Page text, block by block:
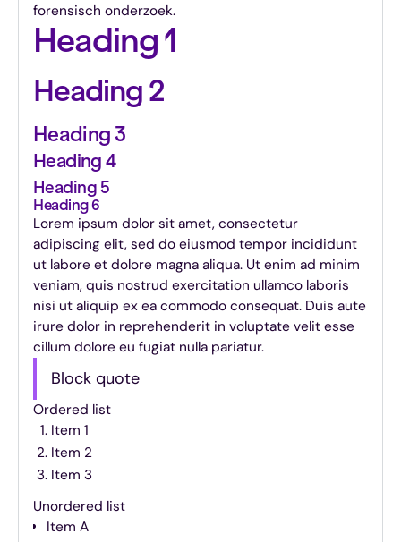
forensisch onderzoek.
Heading 1
Heading 2
Heading 3
Heading 4
Heading 5
Heading 6
Lorem ipsum dolor sit amet, consectetur
adipiscing elit, sed do eiusmod tempor incididunt
ut labore et dolore magna aliqua. Ut enim ad minim
veniam, quis nostrud exercitation ullamco laboris
nisi ut aliquip ex ea commodo consequat. Duis aute
irure dolor in reprehenderit in voluptate velit esse
cillum dolore eu fugiat nulla pariatur.
Block quote
Ordered list
Item 1
Item 2
Item 3
Unordered list
Item A